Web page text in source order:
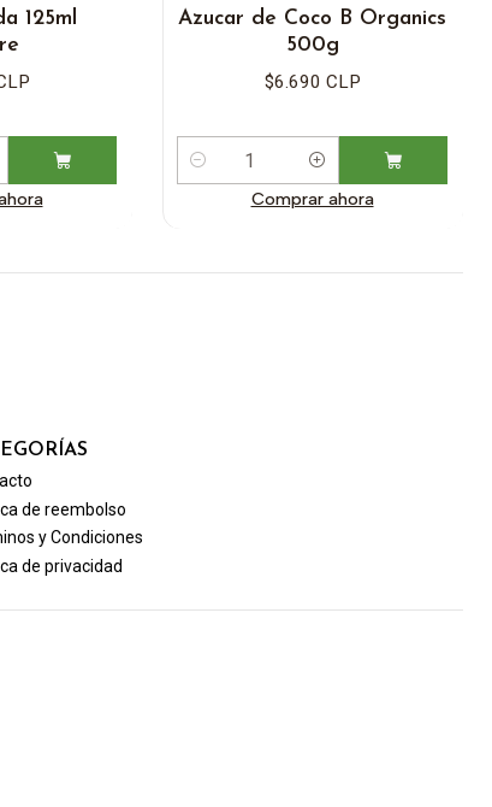
125ml
Azucar de Coco B Organics
500g
$6.690 CLP
Cantidad
Comprar ahora
de reembolso
y Condiciones
de privacidad